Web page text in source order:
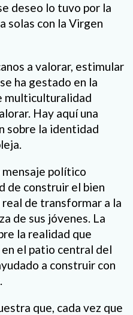
deseo lo tuvo por la
solas con la Virgen
a valorar, estimular
ha gestado en la
multiculturalidad
Hay aquí una
sobre la identidad
político
de construir el bien
de transformar a la
de sus jóvenes. La
la realidad que
el patio central del
a construir con
que, cada vez que